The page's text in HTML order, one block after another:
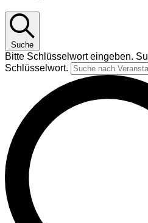
Suche
Bitte Schlüsselwort eingeben.
Schlüsselwort.